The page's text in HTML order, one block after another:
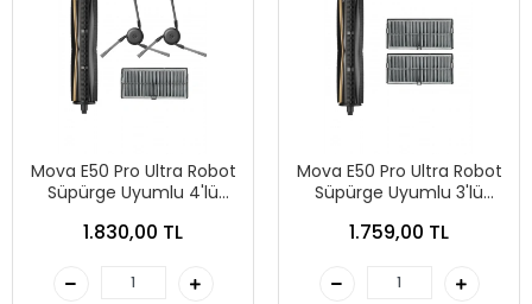
Mova E50 Pro Ultra Robot
Süpürge Uyumlu 4'lü
1.830,00 TL
Mova E50 Pro Ultra Robot
Süpürge Uyumlu 3'lü
1.759,00 TL